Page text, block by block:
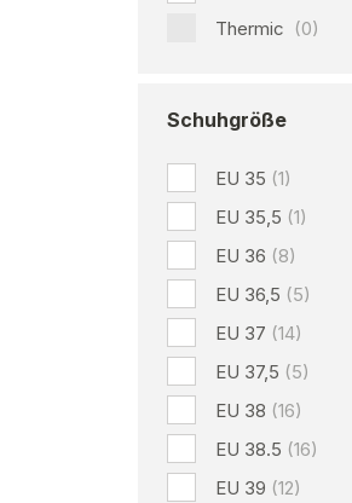
Thermic (0)
Schuhgröße
EU 35 (1)
EU 35,5 (1)
EU 36 (8)
EU 36,5 (5)
EU 37 (14)
EU 37,5 (5)
EU 38 (16)
EU 38.5 (16)
EU 39 (12)